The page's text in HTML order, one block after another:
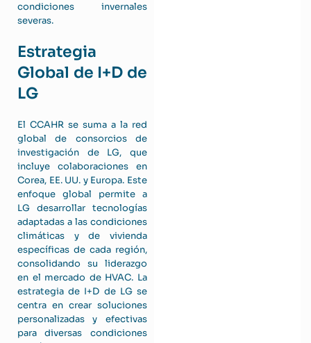
condiciones invernales
severas.
Estrategia
Global de I+D de
LG
El CCAHR se suma a la red
global de consorcios de
investigación de LG, que
incluye colaboraciones en
Corea, EE. UU. y Europa. Este
enfoque global permite a
LG desarrollar tecnologías
adaptadas a las condiciones
climáticas y de vivienda
específicas de cada región,
consolidando su liderazgo
en el mercado de HVAC. La
estrategia de I+D de LG se
centra en crear soluciones
personalizadas y efectivas
para diversas condiciones